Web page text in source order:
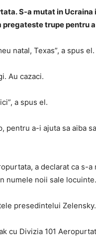
S-a mutat in Ucraina
trupe pentru
natal, Texas”, a spus el.
Au cazaci.
a spus el.
pentru a-i ajuta sa aiba
a declarat ca s-
numele noii sale locuinte.
presedintelui Zelensky.
cu Divizia 101